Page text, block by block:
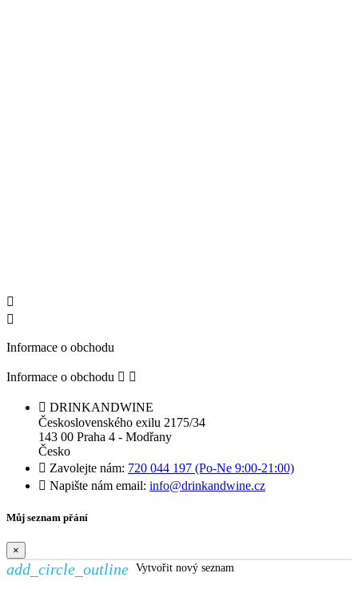


Informace o obchodu
Informace o obchodu  
 DRINKANDWINE
Československého exilu 2175/34
143 00 Praha 4 - Modřany
Česko
 Zavolejte nám: 720 044 197 (Po-Ne 9:00-21:00)
 Napište nám email: info@drinkandwine.cz
Můj seznam přání
×
add_circle_outline Vytvořit nový seznam